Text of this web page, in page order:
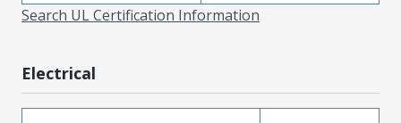
Search UL Certification Information
Electrical